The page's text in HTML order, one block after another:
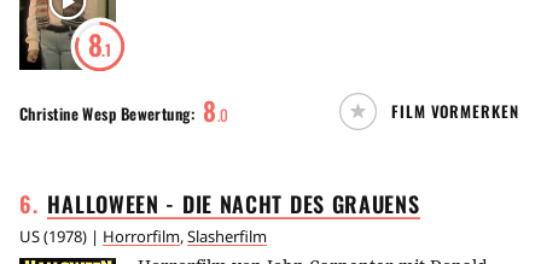
8.1
Christine Wesp Bewertung: 8.0 FILM VORMERKEN
6. HALLOWEEN - DIE NACHT DES GRAUENS
US(1978) | Horrorfilm,Slasherfilm